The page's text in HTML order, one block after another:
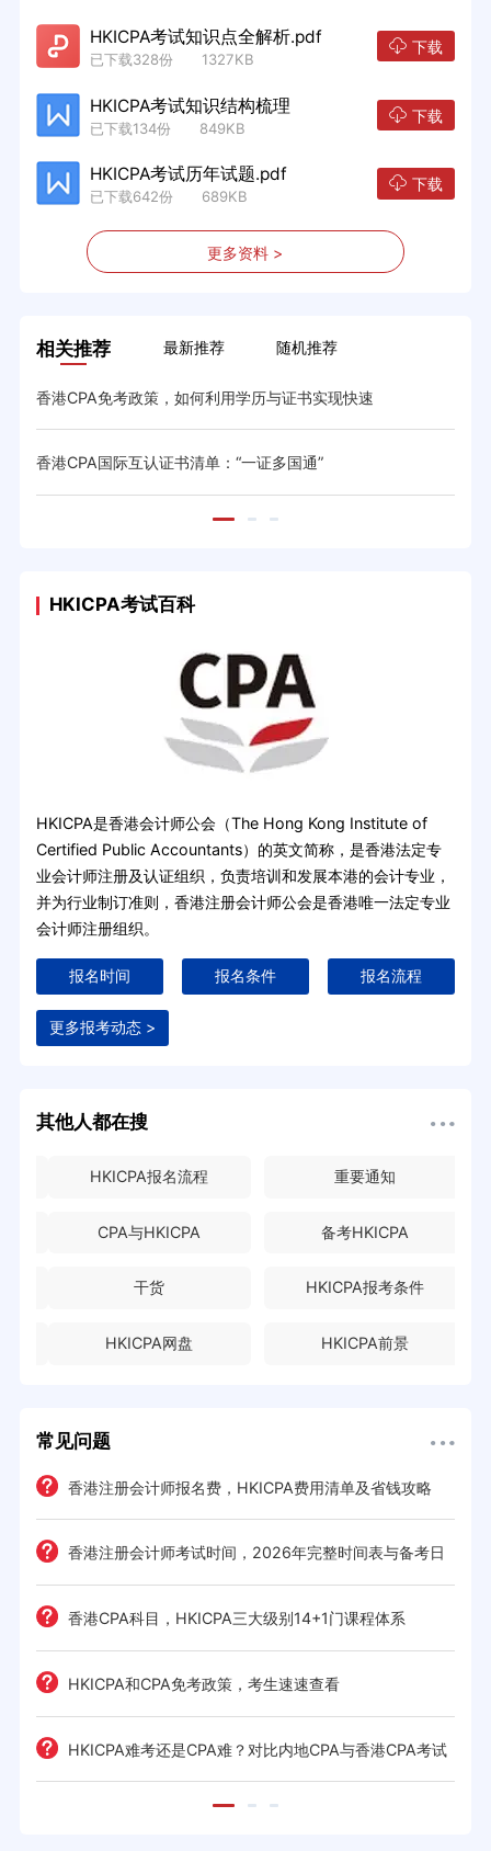
HKICPA考试知识点全解析.pdf
已下载328份 1327KB
下载
HKICPA考试知识结构梳理
已下载134份 849KB
下载
HKICPA考试历年试题.pdf
已下载642份 689KB
下载
更多资料 >
相关推荐 最新推荐 随机推荐
香港CPA免考政策，如何利用学历与证书实现快速
香港CPA国际互认证书清单：“一证多国通”
HKICPA考试百科
HKICPA是香港会计师公会（The Hong Kong Institute of
Certified Public Accountants）的英文简称，是香港法定专
业会计师注册及认证组织，负责培训和发展本港的会计专业，
并为行业制订准则，香港注册会计师公会是香港唯一法定专业
会计师注册组织。
报名时间 报名条件 报名流程
更多报考动态 >
其他人都在搜
HKICPA报名流程 重要通知
CPA与HKICPA 备考HKICPA
干货 HKICPA报考条件
HKICPA网盘 HKICPA前景
常见问题
香港注册会计师报名费，HKICPA费用清单及省钱攻略
香港注册会计师考试时间，2026年完整时间表与备考日
历 香港CPA科目，HKICPA三大级别14+1门课程体系
HKICPA和CPA免考政策，考生速速查看
HKICPA难考还是CPA难？对比内地CPA与香港CPA考试